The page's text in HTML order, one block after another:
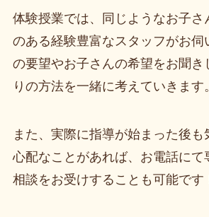
体験授業では、同じようなお子さ
のある経験豊富なスタッフがお伺
の要望やお子さんの希望をお聞き
りの方法を一緒に考えていきます。
また、実際に指導が始まった後も
心配なことがあれば、お電話にて
相談をお受けすることも可能です